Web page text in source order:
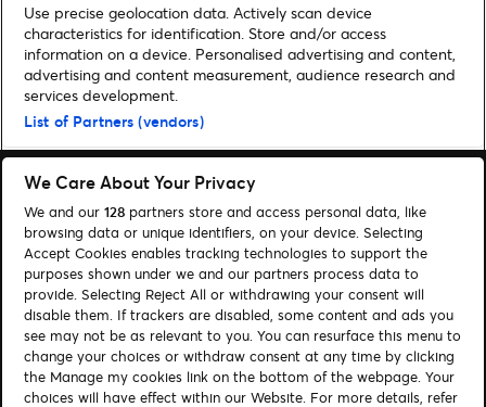
Home»Archiv für Niklas Kaulbersch
Suchen
Cookie-Einwilligungstool
Autor*innen
Kontakt
Impressum
Tickets
Use precise geolocation data. Actively scan device
characteristics for identification. Store and/or access
information on a device. Personalised advertising and content,
advertising and content measurement, audience research and
services development.
List of Partners (vendors)
We Care About Your Privacy
We and our 128 partners store and access personal data, like
browsing data or unique identifiers, on your device. Selecting
Accept Cookies enables tracking technologies to support the
purposes shown under we and our partners process data to
provide. Selecting Reject All or withdrawing your consent will
disable them. If trackers are disabled, some content and ads you
see may not be as relevant to you. You can resurface this menu to
change your choices or withdraw consent at any time by clicking
the Manage my cookies link on the bottom of the webpage. Your
choices will have effect within our Website. For more details, refer